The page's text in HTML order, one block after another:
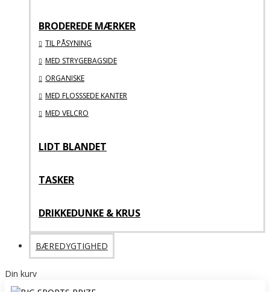
BRODEREDE MÆRKER
TIL PÅSYNING
MED STRYGEBAGSIDE
ORGANISKE
MED FLOSSSEDE KANTER
MED VELCRO
LIDT BLANDET
TASKER
DRIKKEDUNKE & KRUS
BÆREDYGTIGHED
Din kurv